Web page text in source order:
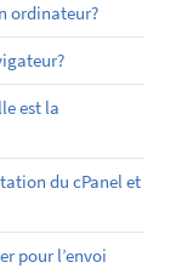
ordinateur?
est la
du cPanel et
pour l’envoi